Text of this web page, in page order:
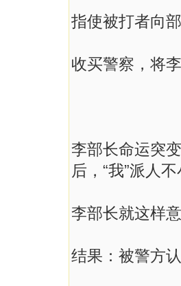
指使被打者向
收买警察，将
李部长命运突
后，“我”派人
李部长就这样
结果：被警方